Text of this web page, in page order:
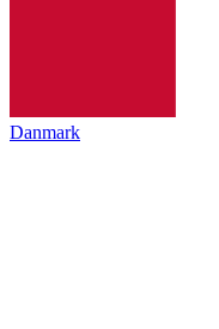
Danmark